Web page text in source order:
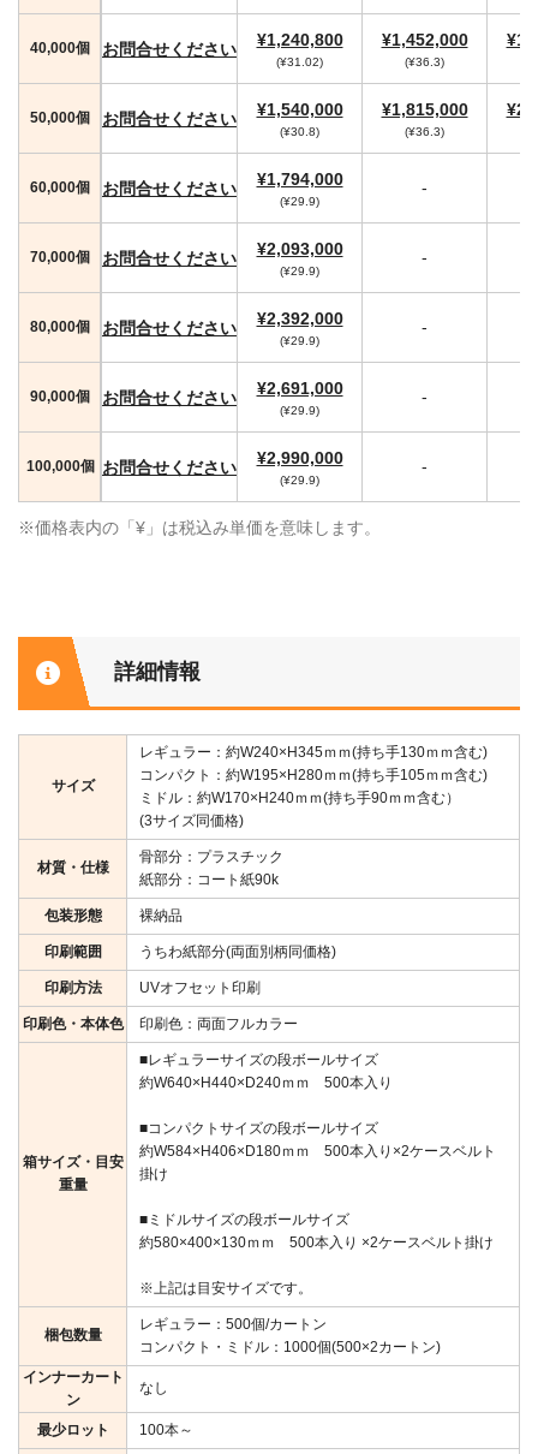
40,000個 お問合せください ¥1,240,800
(¥31.02)
¥1,452,000
(¥36.3)
50,000個 お問合せください ¥1,540,000
(¥30.8)
¥1,815,000
(¥36.3)
60,000個 お問合せください ¥1,794,000
(¥29.9)
-
70,000個 お問合せください ¥2,093,000
(¥29.9)
-
80,000個 お問合せください ¥2,392,000
(¥29.9)
-
90,000個 お問合せください ¥2,691,000
(¥29.9)
-
100,000個 お問合せください ¥2,990,000
(¥29.9)
-
※価格表内の「¥」は税込み単価を意味します。
詳細情報
サイズ
レギュラー：約W240×H345ｍｍ(持ち手130ｍｍ含む)
コンパクト：約W195×H280ｍｍ(持ち手105ｍｍ含む)
ミドル：約W170×H240ｍｍ(持ち手90ｍｍ含む）
(3サイズ同価格)
材質・仕様
骨部分：プラスチック
紙部分：コート紙90k
包装形態 裸納品
印刷範囲 うちわ紙部分(両面別柄同価格)
印刷方法 UVオフセット印刷
印刷色・本体色 印刷色：両面フルカラー
箱サイズ・目安
重量
■レギュラーサイズの段ボールサイズ
約W640×H440×D240ｍｍ 500本入り
■コンパクトサイズの段ボールサイズ
約W584×H406×D180ｍｍ 500本入り×2ケースベルト
掛け
■ミドルサイズの段ボールサイズ
約580×400×130ｍｍ 500本入り ×2ケースベルト掛け
※上記は目安サイズです。
梱包数量
レギュラー：500個/カートン
コンパクト・ミドル：1000個(500×2カートン)
インナーカート
ン
なし
最少ロット 100本～